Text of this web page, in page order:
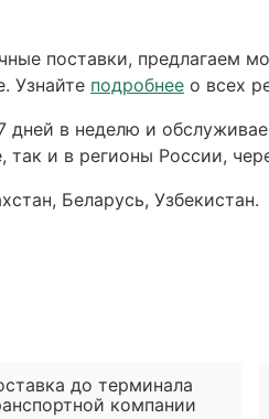
поставки, предлагаем
Узнайте подробнее о всех
в неделю и
и в регионы России,
Беларусь, Узбекистан.
до терминала
компании